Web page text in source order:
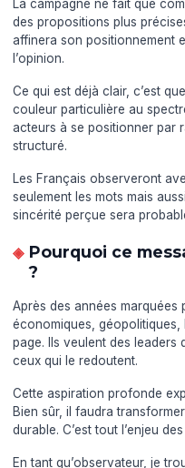
La campagne ne fait que
des propositions plus
affinera son positionnement
l’opinion.
Ce qui est déjà clair, c’est
couleur particulière au
acteurs à se positionner par
structuré.
Les Français observeront
seulement les mots mais
sincérité perçue sera
Pourquoi ce
?
Après des années marquées
économiques,
page. Ils veulent des leaders
ceux qui le redoutent.
Cette aspiration profonde
Bien sûr, il faudra
durable. C’est tout l’enjeu
En tant qu’observateur, je